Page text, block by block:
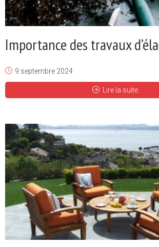
Importance des travaux
9 septembre 2024
Lire la suite